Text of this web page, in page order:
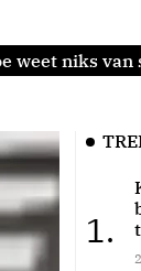
weet niks van
1.